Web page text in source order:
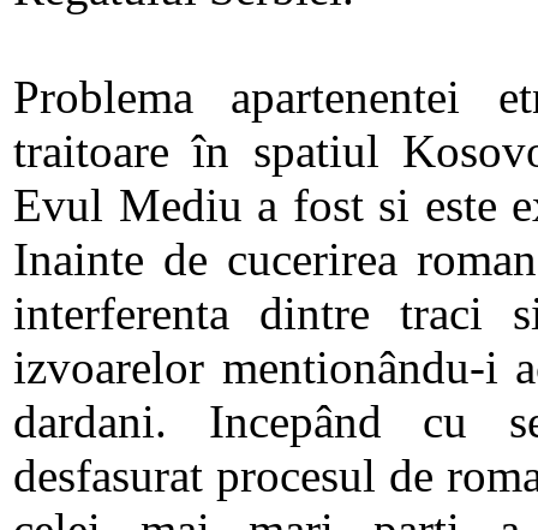
Problema apartenentei
traitoare în spatiul
Evul Mediu a fost si este
Inainte de cucerirea
interferenta dintre traci
izvoarelor mentionându-i
dardani. Incepând cu
desfasurat procesul de